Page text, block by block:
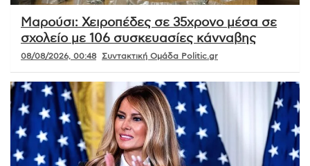
Μαρούσι: Χειροπέδες σε 35χρονο μέσα σε
σχολείο με 106 συσκευασίες κάνναβης
08/08/2026, 00:48 Συντακτική Ομάδα Politic.gr